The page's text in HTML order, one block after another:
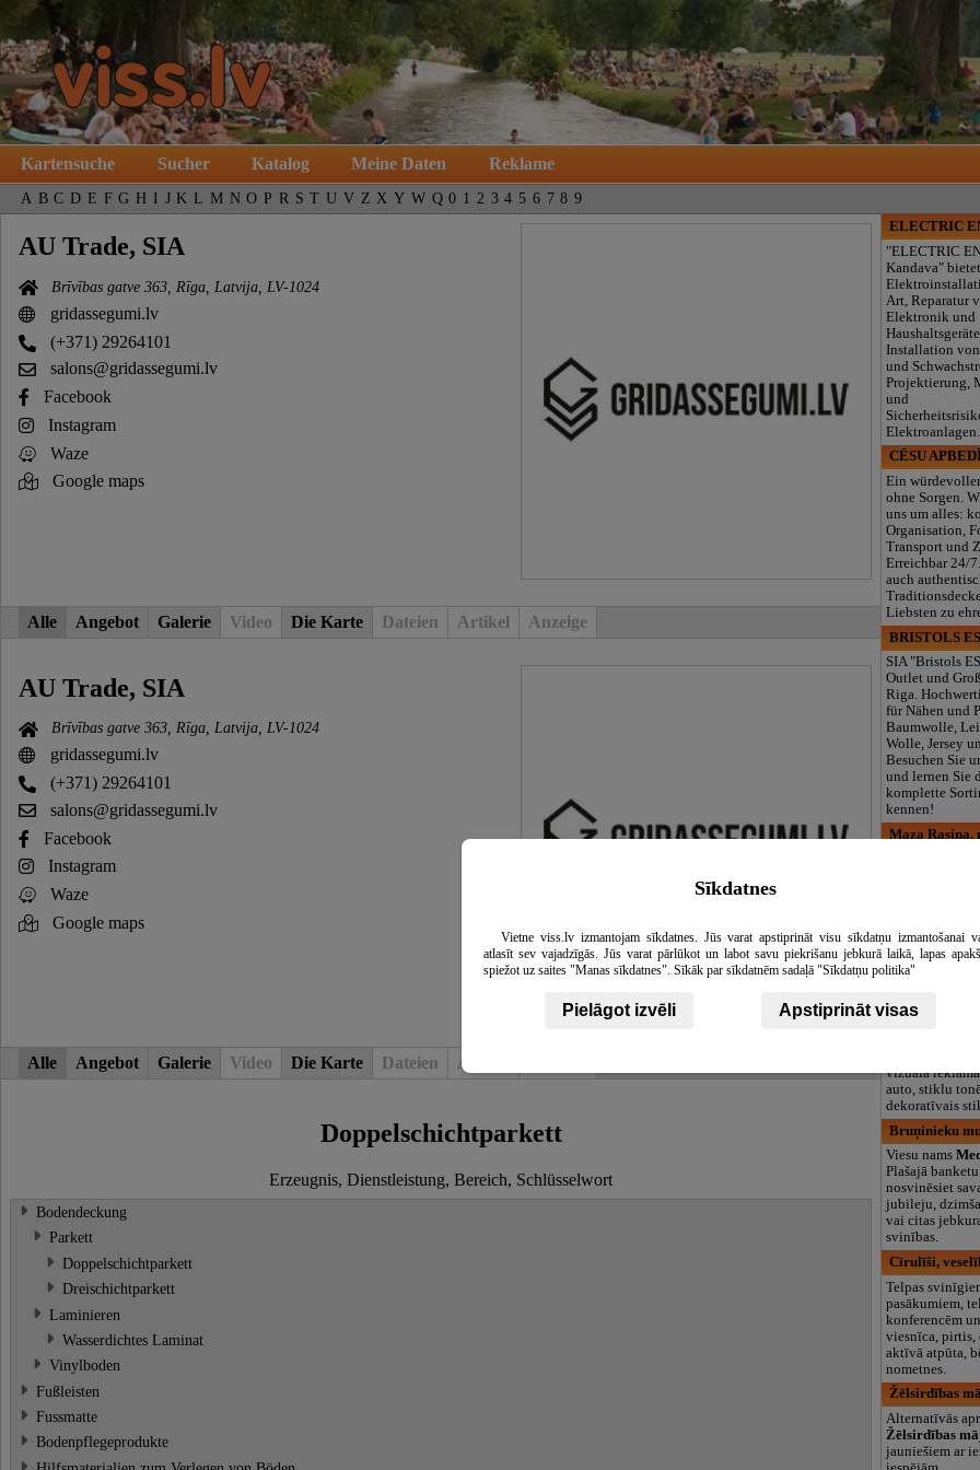
Kartensuche Sucher Katalog Meine Daten Reklame
A B C D E F G H I J K L M N O P R S T U V Z X Y W Q 0 1 2 3 4 5 6 7 8 9
AU Trade, SIA
Brīvības gatve 363, Rīga, Latvija, LV-1024
gridassegumi.lv
(+371) 29264101
salons@gridassegumi.lv
Facebook
Instagram
Waze
Google maps
Alle Angebot Galerie Video Die Karte Dateien Artikel Anzeige
AU Trade, SIA
Brīvības gatve 363, Rīga, Latvija, LV-1024
gridassegumi.lv
(+371) 29264101
salons@gridassegumi.lv
Facebook
Instagram
Waze
Google maps
Alle Angebot Galerie Video Die Karte Dateien Artikel
Doppelschichtparkett
Erzeugnis, Dienstleistung, Bereich, Schlüsselwort
Bodendeckung
Parkett
Doppelschichtparkett
Dreischichtparkett
Laminieren
Wasserdichtes Laminat
Vinylboden
Fußleisten
Fussmatte
Bodenpflegeprodukte
ELECTRIC
"ELECTRIC
Kandava" bietet
Art, Reparatur
Elektronik und
Installation
und
Projektierung,
und
Elektroanlagen.
CĒSU
Ein
ohne Sorgen.
uns um alles:
Organisation,
Transport und
Erreichbar 24/
auch
Liebsten zu
BRISTOLS
SIA "Bristols
Outlet und
Riga.
für Nähen und
Baumwolle,
Wolle, Jersey
Besuchen Sie
und lernen Sie
komplette
kennen!
Maza
Privater
Rasiņa“ in
(Zasulauks)
10 Monaten bis
Lizenzierte
(LV/RU),
großes grünes
Ganzjährig
vizuālā
auto, stiklu
dekoratīvais
Bruņinieku
Viesu nams
Plašajā
nosvinēsiet
jubileju,
vai citas
svinības.
Cīrulīši,
Telpas
pasākumiem,
konferencēm
viesnīca, pirtis,
aktīvā atpūta,
nometnes.
Žēlsirdības
Alternatīvās
Žēlsirdības
jauniešiem ar
Sīkdatnes
Vietne viss.lv izmantojam sīkdatnes. Jūs varat apstiprināt visu sīkdatņu izmantošanai
atlasīt sev vajadzīgās. Jūs varat pārlūkot un labot savu piekrišanu jebkurā laikā, lapas
spiežot uz saites "Manas sīkdatnes". Sīkāk par sīkdatnēm sadaļā "Sīkdatņu politika"
Pielāgot izvēli Apstiprināt visas